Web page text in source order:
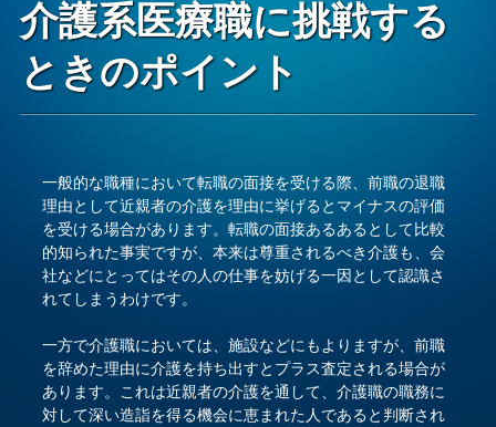
介護系医療職に挑戦する
ときのポイント
一般的な職種において転職の面接を受ける際、前職の退職
理由として近親者の介護を理由に挙げるとマイナスの評価
を受ける場合があります。転職の面接あるあるとして比較
的知られた事実ですが、本来は尊重されるべき介護も、会
社などにとってはその人の仕事を妨げる一因として認識さ
れてしまうわけです。
一方で介護職においては、施設などにもよりますが、前職
を辞めた理由に介護を持ち出すとプラス査定される場合が
あります。これは近親者の介護を通して、介護職の職務に
対して深い造詣を得る機会に恵まれた人であると判断され